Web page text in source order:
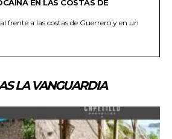
EN LAS COSTAS DE
frente a las costas de Guerrero y en un
LA VANGUARDIA